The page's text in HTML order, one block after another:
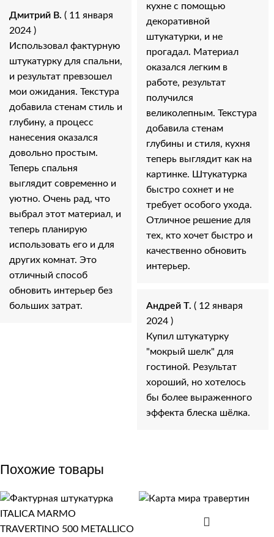
Дмитрий В. ( 11 января
2024 )
Использовал фактурную
штукатурку для спальни,
и результат превзошел
мои ожидания. Текстура
добавила стенам стиль и
глубину, а процесс
нанесения оказался
довольно простым.
Теперь спальня
выглядит современно и
уютно. Очень рад, что
выбрал этот материал, и
теперь планирую
использовать его и для
других комнат. Это
отличный способ
обновить интерьер без
больших затрат.
кухне с помощью
декоративной
штукатурки, и не
прогадал. Материал
оказался легким в
работе, результат
получился
великолепным. Текстура
добавила стенам
глубины и стиля, кухня
теперь выглядит как на
картинке. Штукатурка
быстро сохнет и не
требует особого ухода.
Отличное решение для
тех, кто хочет быстро и
качественно обновить
интерьер.
Андрей Т. ( 12 января
2024 )
Купил штукатурку
"мокрый шелк" для
гостиной. Результат
хороший, но хотелось
бы более выраженного
эффекта блеска шёлка.
Похожие товары